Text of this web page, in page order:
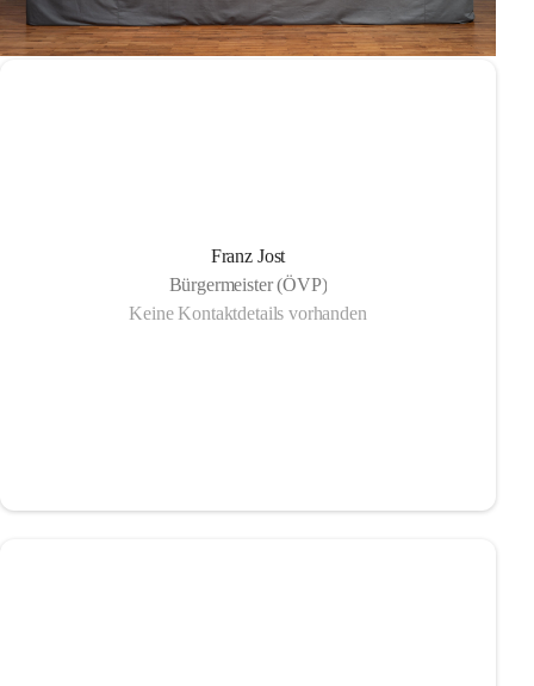
Franz Jost
Bürgermeister (ÖVP)
Keine Kontaktdetails vorhanden